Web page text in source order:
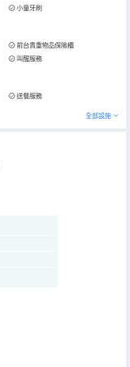
小童牙刷
前台貴重物品保險櫃
叫醒服務
送餐服務
全部設施